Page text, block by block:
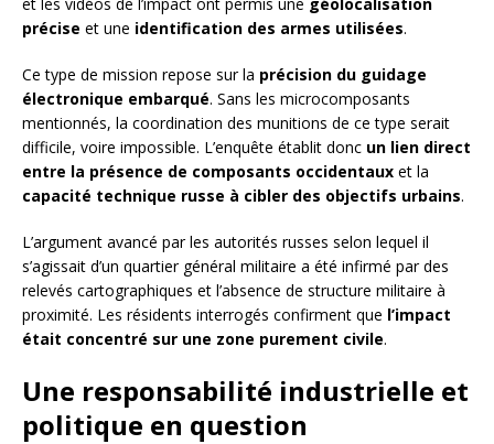
précise et une identification des armes utilisées.
Ce type de mission repose sur la précision du guidage
électronique embarqué. Sans les microcomposants
mentionnés, la coordination des munitions de ce type serait
difficile, voire impossible. L’enquête établit donc un lien direct
entre la présence de composants occidentaux et la
capacité technique russe à cibler des objectifs urbains.
L’argument avancé par les autorités russes selon lequel il
s’agissait d’un quartier général militaire a été infirmé par des
relevés cartographiques et l’absence de structure militaire à
proximité. Les résidents interrogés confirment que l’impact
était concentré sur une zone purement civile.
Une responsabilité industrielle et
politique en question